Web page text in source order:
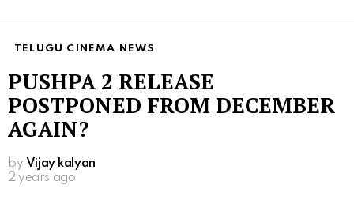
TELUGU CINEMA NEWS
PUSHPA 2 RELEASE
POSTPONED FROM DECEMBER
AGAIN?
by Vijay kalyan
2 years ago